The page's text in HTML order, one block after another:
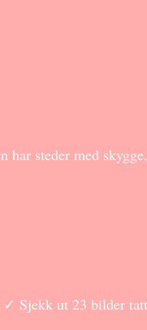
har steder med
Sjekk ut 23 bilder